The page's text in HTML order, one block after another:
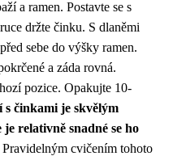
a ramen. Postavte se s
držte činku. S dlaněmi
sebe do výšky ramen.
a záda rovná.
pozice. Opakujte 10-
s činkami je skvělým
relativně snadné se ho
Pravidelným cvičením tohoto